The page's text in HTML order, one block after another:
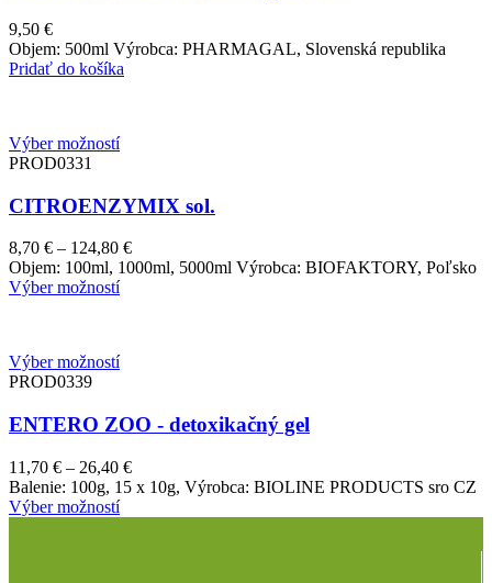
9,50 €
Objem: 500ml Výrobca: PHARMAGAL, Slovenská republika
Pridať do košíka
Výber možností
PROD0331
CITROENZYMIX sol.
8,70 € – 124,80 €Price
range:
Objem: 100ml, 1000ml, 5000ml Výrobca: BIOFAKTORY, Poľsko
Výber možností
Výber možností
PROD0339
ENTERO ZOO - detoxikačný gel
11,70 € – 26,40 €Price
range:
Balenie: 100g, 15 x 10g, Výrobca: BIOLINE PRODUCTS sro CZ
Výber možností